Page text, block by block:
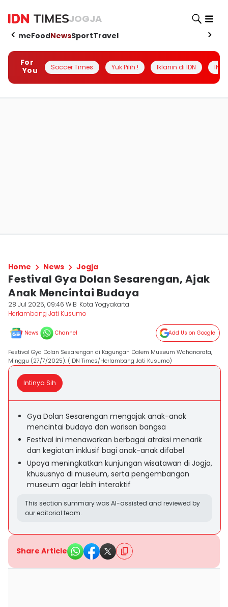
JOGJA
HomeFoodNewsSportTravel
For
You
Soccer Times Yuk Pilih ! Iklanin di IDN
Home News Jogja
Festival Gya Dolan Sesarengan, Ajak
Anak Mencintai Budaya
28 Jul 2025, 09:46 WIB Kota Yogyakarta
Herlambang Jati Kusumo
News Channel Add Us on Google
Festival Gya Dolan Sesarengan di Kagungan Dalem Museum Wahanarata,
Minggu (27/7/2025). (IDN Times/Herlambang Jati Kusumo)
Intinya Sih
Gya Dolan Sesarengan mengajak anak-anak
mencintai budaya dan warisan bangsa
Festival ini menawarkan berbagai atraksi menarik
dan kegiatan inklusif bagi anak-anak difabel
Upaya meningkatkan kunjungan wisatawan di Jogja,
khususnya di museum, serta pengembangan
museum agar lebih interaktif
This section summary was AI-assisted and reviewed by
our editorial team.
Share Article